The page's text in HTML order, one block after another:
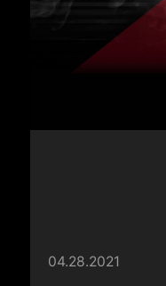
04.28.2021